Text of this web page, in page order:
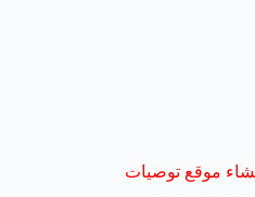
موقع توصيات